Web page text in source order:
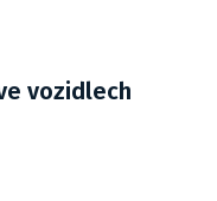
vozidlech